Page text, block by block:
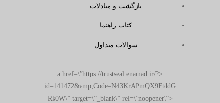
بازگشت و مبادلات
کتاب راهنما
سوالات متداول
<a href=\”https://trustseal.enamad.ir/?
id=141472&amp;Code=N43KrAPmQX9FtddG
Rk0W\” target=\”_blank\” rel=\”noopener\”>